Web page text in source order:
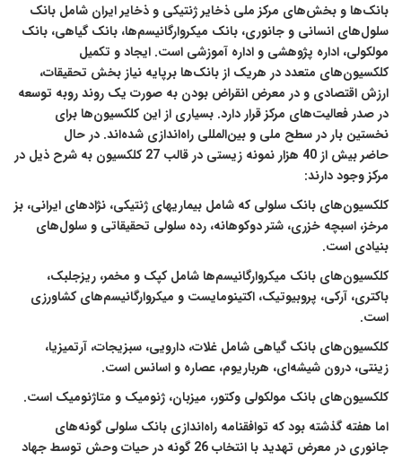
بانک‌ها و بخش‌های مرکز ملی ذخایر ژنتیکی و ذخایر ایران شامل بانک‌
سلول‌های انسانی و جانوری، بانک میکروارگانیسم‌ها، بانک گیاهی، بانک
مولکولی، اداره پژوهشی و اداره آموزشی است. ایجاد و تکمیل
کلکسیون‌های متعدد در هریک از بانک‌ها برپایه نیاز بخش تحقیقات،
ارزش اقتصادی و در معرض انقراض بودن به صورت یک روند روبه توسعه
در صدر فعالیت‌های مرکز قرار دارد. بسیاری از این کلکسیون‌ها برای
نخستین بار در سطح ملی و بین‌المللی راه‌اندازی شده‌اند. در حال
حاضر بیش از 40 هزار نمونه زیستی در قالب 27 کلکسیون به شرح ذیل در
مرکز وجود دارند:
کلکسیون‌های بانک سلولی که شامل بیماریهای ژنتیکی، نژادهای ایرانی، بز
مرخز، اسبچه خزری، شتر دوکوهانه، رده سلولی تحقیقاتی و سلول‌های
بنیادی است.
کلکسیون‌های بانک میکروارگانیسم‌ها شامل کپک و مخمر، ریزجلبک،
باکتری، آرکی، پروبیوتیک، اکتینومایست و میکروارگانیسم‌های کشاورزی
است.
کلکسیون‌های بانک گیاهی شامل غلات، دارویی، سبزیجات، آرتمیزیا،
زینتی، درون شیشه‌ای، هرباریوم، عصاره و اسانس است.
کلکسیون‌های بانک مولکولی وکتور، میزبان، ژنومیک و متاژنومیک است.
اما هفته گذشته بود که توافقنامه راه‌اندازی بانک سلولی گونه‌های
جانوری در معرض تهدید با انتخاب 26 گونه در حیات وحش توسط جهاد